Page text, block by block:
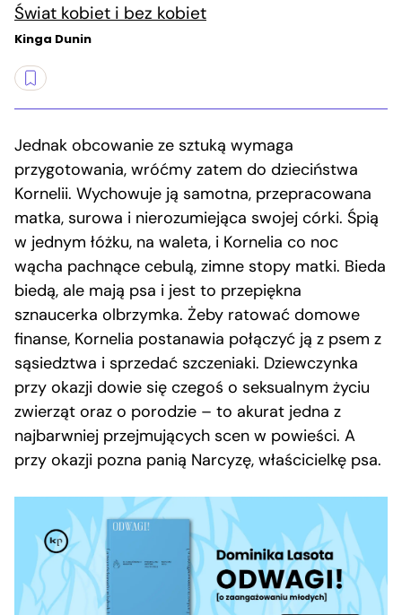
Świat kobiet i bez kobiet
Kinga Dunin
Jednak obcowanie ze sztuką wymaga
przygotowania, wróćmy zatem do dzieciństwa
Kornelii. Wychowuje ją samotna, przepracowana
matka, surowa i nierozumiejąca swojej córki. Śpią
w jednym łóżku, na waleta, i Kornelia co noc
wącha pachnące cebulą, zimne stopy matki. Bieda
biedą, ale mają psa i jest to przepiękna
sznaucerka olbrzymka. Żeby ratować domowe
finanse, Kornelia postanawia połączyć ją z psem z
sąsiedztwa i sprzedać szczeniaki. Dziewczynka
przy okazji dowie się czegoś o seksualnym życiu
zwierząt oraz o porodzie – to akurat jedna z
najbarwniej przejmujących scen w powieści. A
przy okazji pozna panią Narcyzę, właścicielkę psa.